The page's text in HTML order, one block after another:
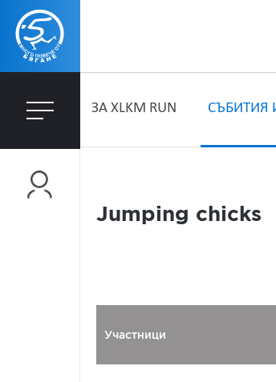
ЗA XLKM RUN СЪБИТИЯ
Jumping chicks
Участници